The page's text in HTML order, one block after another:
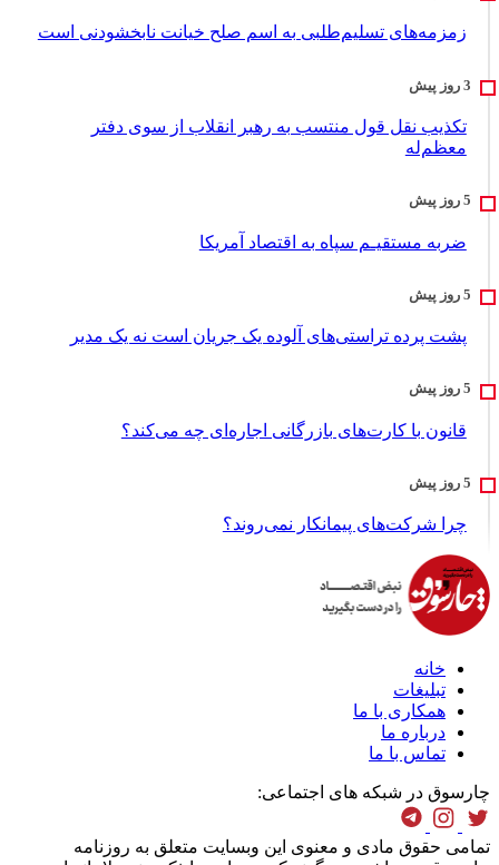
زمزمه‌های تسلیم‌طلبی به اسم صلح خیانت نابخشودنی است
تکذیب نقل قول منتسب به رهبر انقلاب از سوی دفتر
معظم‌له
ضربه مستقیـم سپاه به اقتصاد آمر‌یکا
پشت پرده تراستی‌های آلوده یک جریان است نه یک مدیر
قانون با کارت‌های بازرگانی اجاره‌ای چه می‌کند؟
چرا شرکت‌های پیمانکار نمی‌روند؟
خانه
تبلیغات
همکاری با ما
درباره ما
تماس با ما
چارسوق در شبکه های اجتماعی:
تمامی حقوق مادی و معنوی این وبسایت متعلق به روزنامه